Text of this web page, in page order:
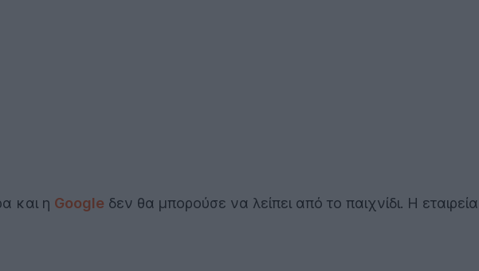
και η Google δεν θα μπορούσε να λείπει από το παιχνίδι. Η εταιρεία